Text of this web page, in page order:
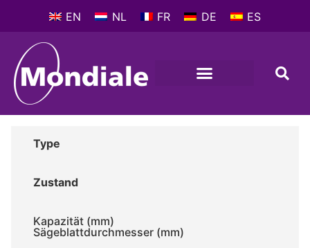
EN NL FR DE ES
Type
Zustand
Kapazität (mm)
Sägeblattdurchmesser (mm)